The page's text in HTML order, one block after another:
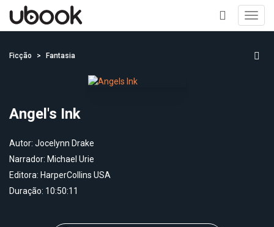
+
Ficção Fantasia
Angel's Ink
Autor: Jocelynn Drake
Narrador: Michael Urie
Editora: HarperCollins USA
Duração: 10:50:11